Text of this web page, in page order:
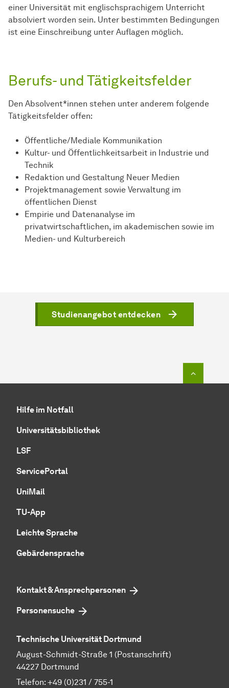
einer Universität mit englischsprachigem Unterricht
absolviert worden sein. Unter bestimmten Bedingungen
ist eine Einschreibung unter Auflagen möglich.
Berufs- und Tätigkeitsfelder
Den Absolvent*innen stehen unter anderem folgende
Tätigkeitsfelder offen:
Öffentliche/Mediale Kommunikation
Kultur- und Öffentlichkeitsarbeit in Industrie und
Technik
Redaktion und Gestaltung Neuer Medien
Projektmanagement sowie Verwaltung im
öffentlichen Dienst
Empirie und Datenanalyse im
privatwirtschaftlichen, im akademischen sowie im
Medien- und Kulturbereich
Studienangebot entdecken
Hilfe im Notfall
Universitätsbibliothek
LSF
ServicePortal
UniMail
TU-App
Leichte Sprache
Gebärdensprache
Kontakt & Ansprechpersonen
Personensuche
Technische Universität Dortmund
August-Schmidt-Straße 1 (Postanschrift)
44227 Dortmund
Telefon: +49 (0)231 / 755-1